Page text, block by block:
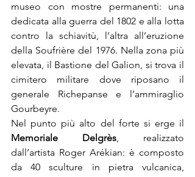
museo con mostre permanenti: una
dedicata alla guerra del 1802 e alla lotta
contro la schiavitù, l’altra all’eruzione
della Soufrière del 1976. Nella zona più
elevata, il Bastione del Galion, si trova il
cimitero militare dove riposano il
generale Richepanse e l’ammiraglio
Gourbeyre.
Memoriale Delgrès, realizzato
dall’artista Roger Arékian: è composto
da 40 sculture in pietra vulcanica,